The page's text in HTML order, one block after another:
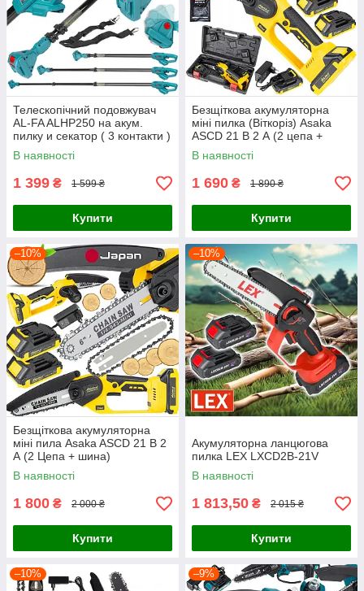
Телескопічний подовжувач
AL-FA ALHP250 на акум.
пилку и секатор ( 3 контакти )
В наявності
1 399 ₴ 1 599 ₴
Купити
Безщіткова акумуляторна
міні пилка (Віткоріз) Asaka
ASCD 21 В 2 А (2 цепа +
шина)
В наявності
1 690 ₴ 1 890 ₴
Купити
–10%
Безщіткова акумуляторна
міні пила Asaka ASCD 21 В 2
А (2 Цепа + шина)
В наявності
1 800 ₴ 2 000 ₴
Купити
–10%
Акумуляторна ланцюгова
пилка LEX LXCD2B-21V
В наявності
1 813,50 ₴ 2 015 ₴
Купити
–10% –9%